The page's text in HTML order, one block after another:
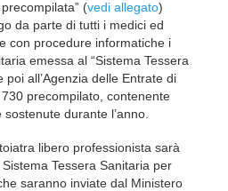
(vedi allegato)
da parte di tutti i medici ed
con procedure informatiche i
emessa al “Sistema Tessera
poi all’Agenzia delle Entrate di
precompilato, contenente
durante l’anno.
libero professionista sarà
Tessera Sanitaria per
saranno inviate dal Ministero